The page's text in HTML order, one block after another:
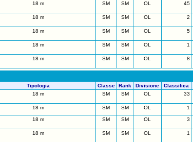
18 m SM SM OL 45
18 m SM SM OL 2
18 m SM SM OL 5
18 m SM SM OL 1
18 m SM SM OL 8
Tipologia Classe Rank Divisione Classifica
18 m SM SM OL 33
18 m SM SM OL 1
18 m SM SM OL 3
18 m SM SM OL 1